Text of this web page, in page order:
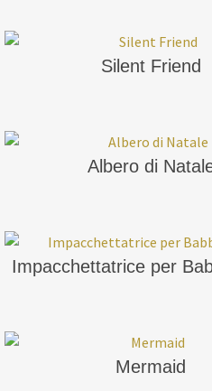
Silent Friend
Albero di
Impacchettatrice per
Mermaid